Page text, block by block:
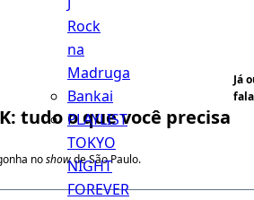
Rock
na
Madruga
Bankai
PLAYLIST
TOKYO
NIGHT
FOREVER
Já
tudo o que você precisa
noshowde São Paulo.